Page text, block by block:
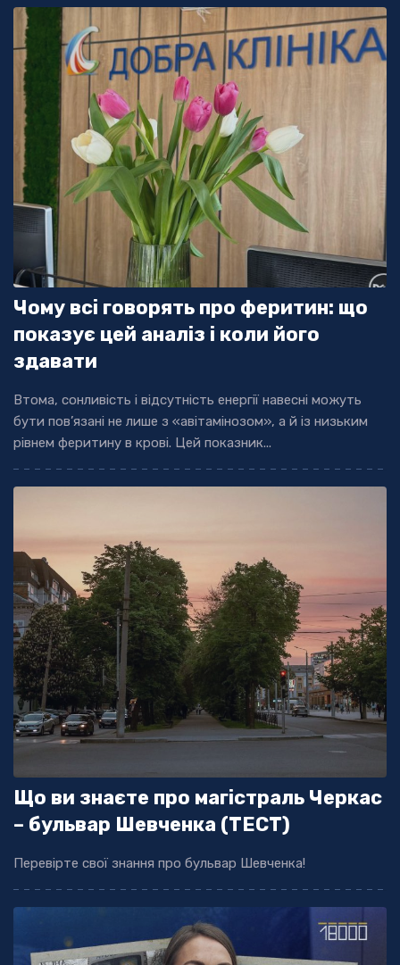
Чому всі говорять про феритин: що
показує цей аналіз і коли його
здавати
Втома, сонливість і відсутність енергії навесні можуть
бути пов’язані не лише з «авітамінозом», а й із низьким
рівнем феритину в крові. Цей показник...
Що ви знаєте про магістраль Черкас
– бульвар Шевченка (ТЕСТ)
Перевірте свої знання про бульвар Шевченка!